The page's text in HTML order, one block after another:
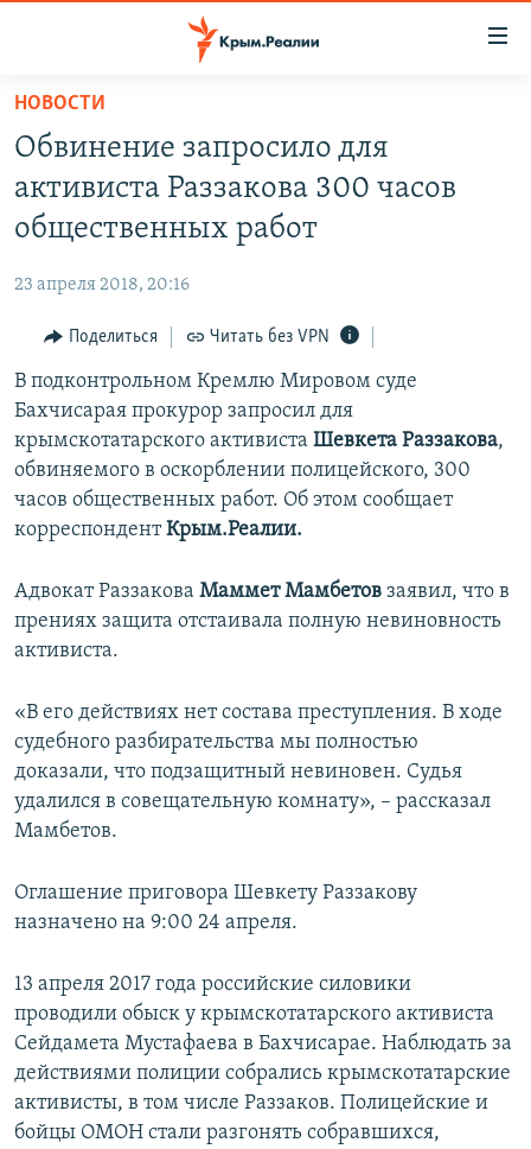
Вернуться
основному
содержанию
Вернутся
главной
навигации
Вернутся
поиску
НОВОСТИ
ГРУЗ 200
11 ЛЕТ ОККУПАЦИИ КРЫМА. 11 ИСТОРИЙ СОПРОТИВЛЕНИЯ
ВОДА
ЕЩЕ
ИНТЕРАКТИВ
ИНФОГРАФИКА
ТЕЛЕПРОЕКТ КРЫМ.РЕАЛИИ
СОВЕТЫ ПРАВОЗАЩИТНИКОВ
ПРОПАВШИЕ БЕЗ ВЕСТИ
КРЫМ.НЕПОКОРЕННЫЙ
РАДІО СВОБОДА
КАК ОБОЙТИ БЛОКИРОВКУ
Українською
Qırımtatar
Все сайты RFE/RL
НОВОСТИ
Обвинение запросило для
активиста Раззакова 300 часов
общественных работ
23 апреля 2018, 20:16
Поделиться Читать без VPN
В подконтрольном Кремлю Мировом суде
Бахчисарая прокурор запросил для
крымскотатарского активиста Шевкета Раззакова,
обвиняемого в оскорблении полицейского, 300
часов общественных работ. Об этом сообщает
корреспондентКрым.Реалии.
Адвокат Раззакова Маммет Мамбетов заявил, что в
прениях защита отстаивала полную невиновность
активиста.
«В его действиях нет состава преступления. В ходе
судебного разбирательства мы полностью
доказали, что подзащитный невиновен. Судья
удалился в совещательную комнату», – рассказал
Мамбетов.
Оглашение приговора Шевкету Раззакову
назначено на 9:00 24 апреля.
13 апреля 2017 года российские силовики
проводили обыск у крымскотатарского активиста
Сейдамета Мустафаева в Бахчисарае. Наблюдать за
действиями полиции собрались крымскотатарские
активисты, в том числе Раззаков. Полицейские и
бойцы ОМОН стали разгонять собравшихся,